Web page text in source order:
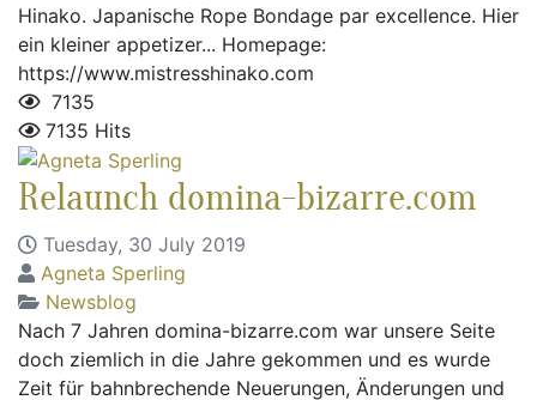
Hinako. Japanische Rope Bondage par excellence. Hier
ein kleiner appetizer... Homepage:
https://www.mistresshinako.com
7135
7135 Hits
Relaunch domina-bizarre.com
Tuesday, 30 July 2019
Agneta Sperling
Newsblog
Nach 7 Jahren domina-bizarre.com war unsere Seite
doch ziemlich in die Jahre gekommen und es wurde
Zeit für bahnbrechende Neuerungen, Änderungen und